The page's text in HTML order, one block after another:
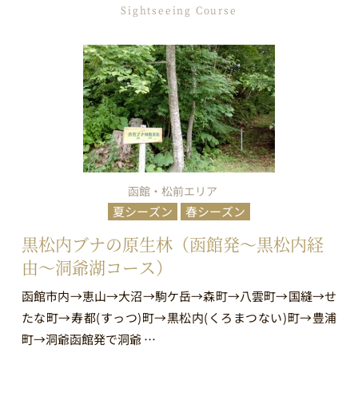
Sightseeing Course
函館・松前エリア
夏シーズン 春シーズン
黒松内ブナの原生林（函館発～黒松内経
由～洞爺湖コース）
函館市内→恵山→大沼→駒ケ岳→森町→八雲町→国縫→せ
たな町→寿都(すっつ)町→黒松内(くろまつない)町→豊浦
町→洞爺函館発で洞爺 …